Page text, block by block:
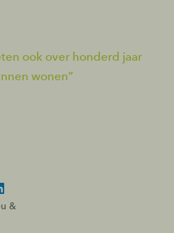
ook over honderd jaar
wonen
&